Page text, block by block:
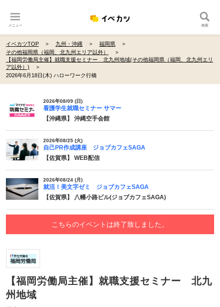
メニュー 検索
イベカツTOP 九州・沖縄
福岡県
その他福岡県（福岡、北九州エリア以外）
【福岡労働局主催】就職支援セミナー 北九州地域(その他福岡県（福岡、北九州エリ
ア以外）)
2026年6月18日(木) ハローワーク行橋
2026年08/09 (日)
看護学生就職セミナー サマー
【沖縄県】 沖縄空手会館
2026年08/25 (火)
自己PR作成講座 ジョブカフェSAGA
【佐賀県】 WEB配信
2026年08/24 (月)
就活！美文字ゼミ ジョブカフェSAGA
【佐賀県】 八幡小路ビル(ジョブカフェSAGA)
こちらのイベントは終了致しました。
【福岡労働局主催】就職支援セミナー 北九
州地域